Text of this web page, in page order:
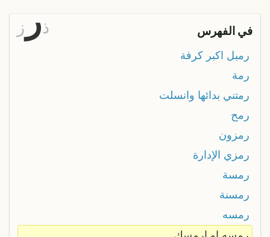
في الفهرس ذر ز
رمبل اكبر كرفة
رمة
رمتني بدائها وانسلت
رمح
رمزون
رمزي الإدارة
رمسة
رمسنة
رمسه